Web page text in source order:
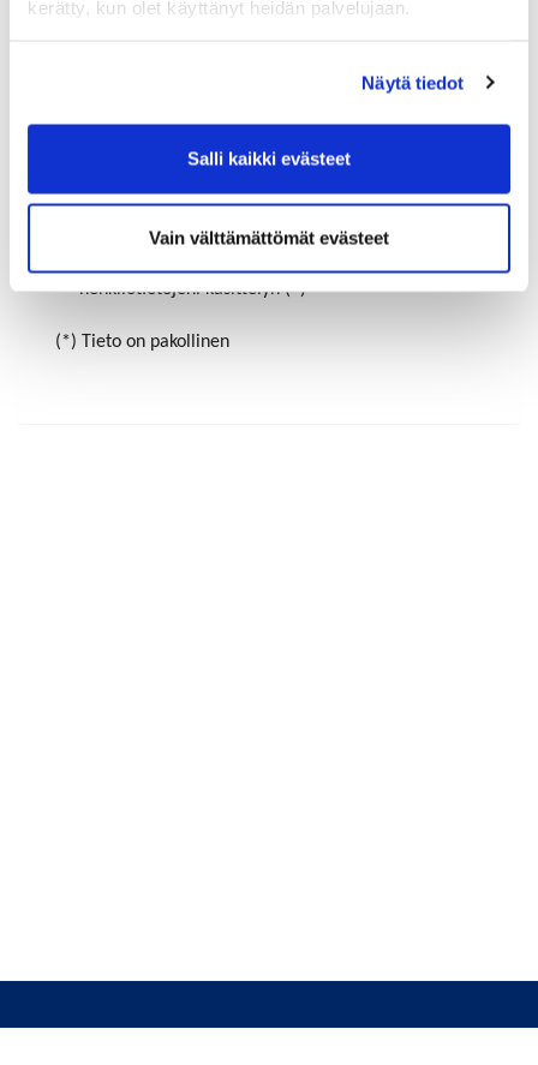
kerätty, kun olet käyttänyt heidän palvelujaan.
Näytä tiedot
Salli kaikki evästeet
Vain välttämättömät evästeet
Rekisteröidy
Haluan tilata Riihimäen-Hyvinkää kauppakamari
uutiskirjeen
henkilötietojeni käsittelyn (*)
(*) Tieto on pakollinen